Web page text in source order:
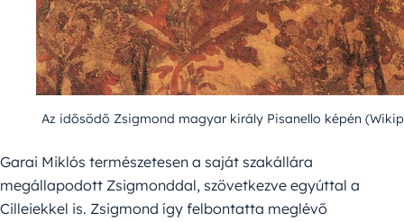
Az idősödő Zsigmond magyar király Pisanello képén
Garai Miklós természetesen a saját szakállára
megállapodott Zsigmonddal, szövetkezve egyúttal a
Cilleiekkel is. Zsigmond így felbontatta meglévő